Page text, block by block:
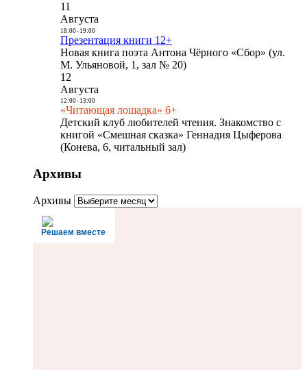
11
Августа
18:00- 19:00
Презентация книги 12+
Новая книга поэта Антона Чёрного «Сбор» (ул.
М. Ульяновой, 1, зал № 20)
12
Августа
12:00- 13:00
«Читающая лошадка» 6+
Детский клуб любителей чтения. Знакомство с
книгой «Смешная сказка» Геннадия Цыферова
(Конева, 6, читальный зал)
Архивы
Архивы
Решаем вместе